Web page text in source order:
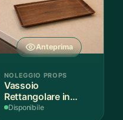
Anteprima
NOLEGGIO PROPS
Vassoio
Rettangolare in
Legno Scuro
Disponibile